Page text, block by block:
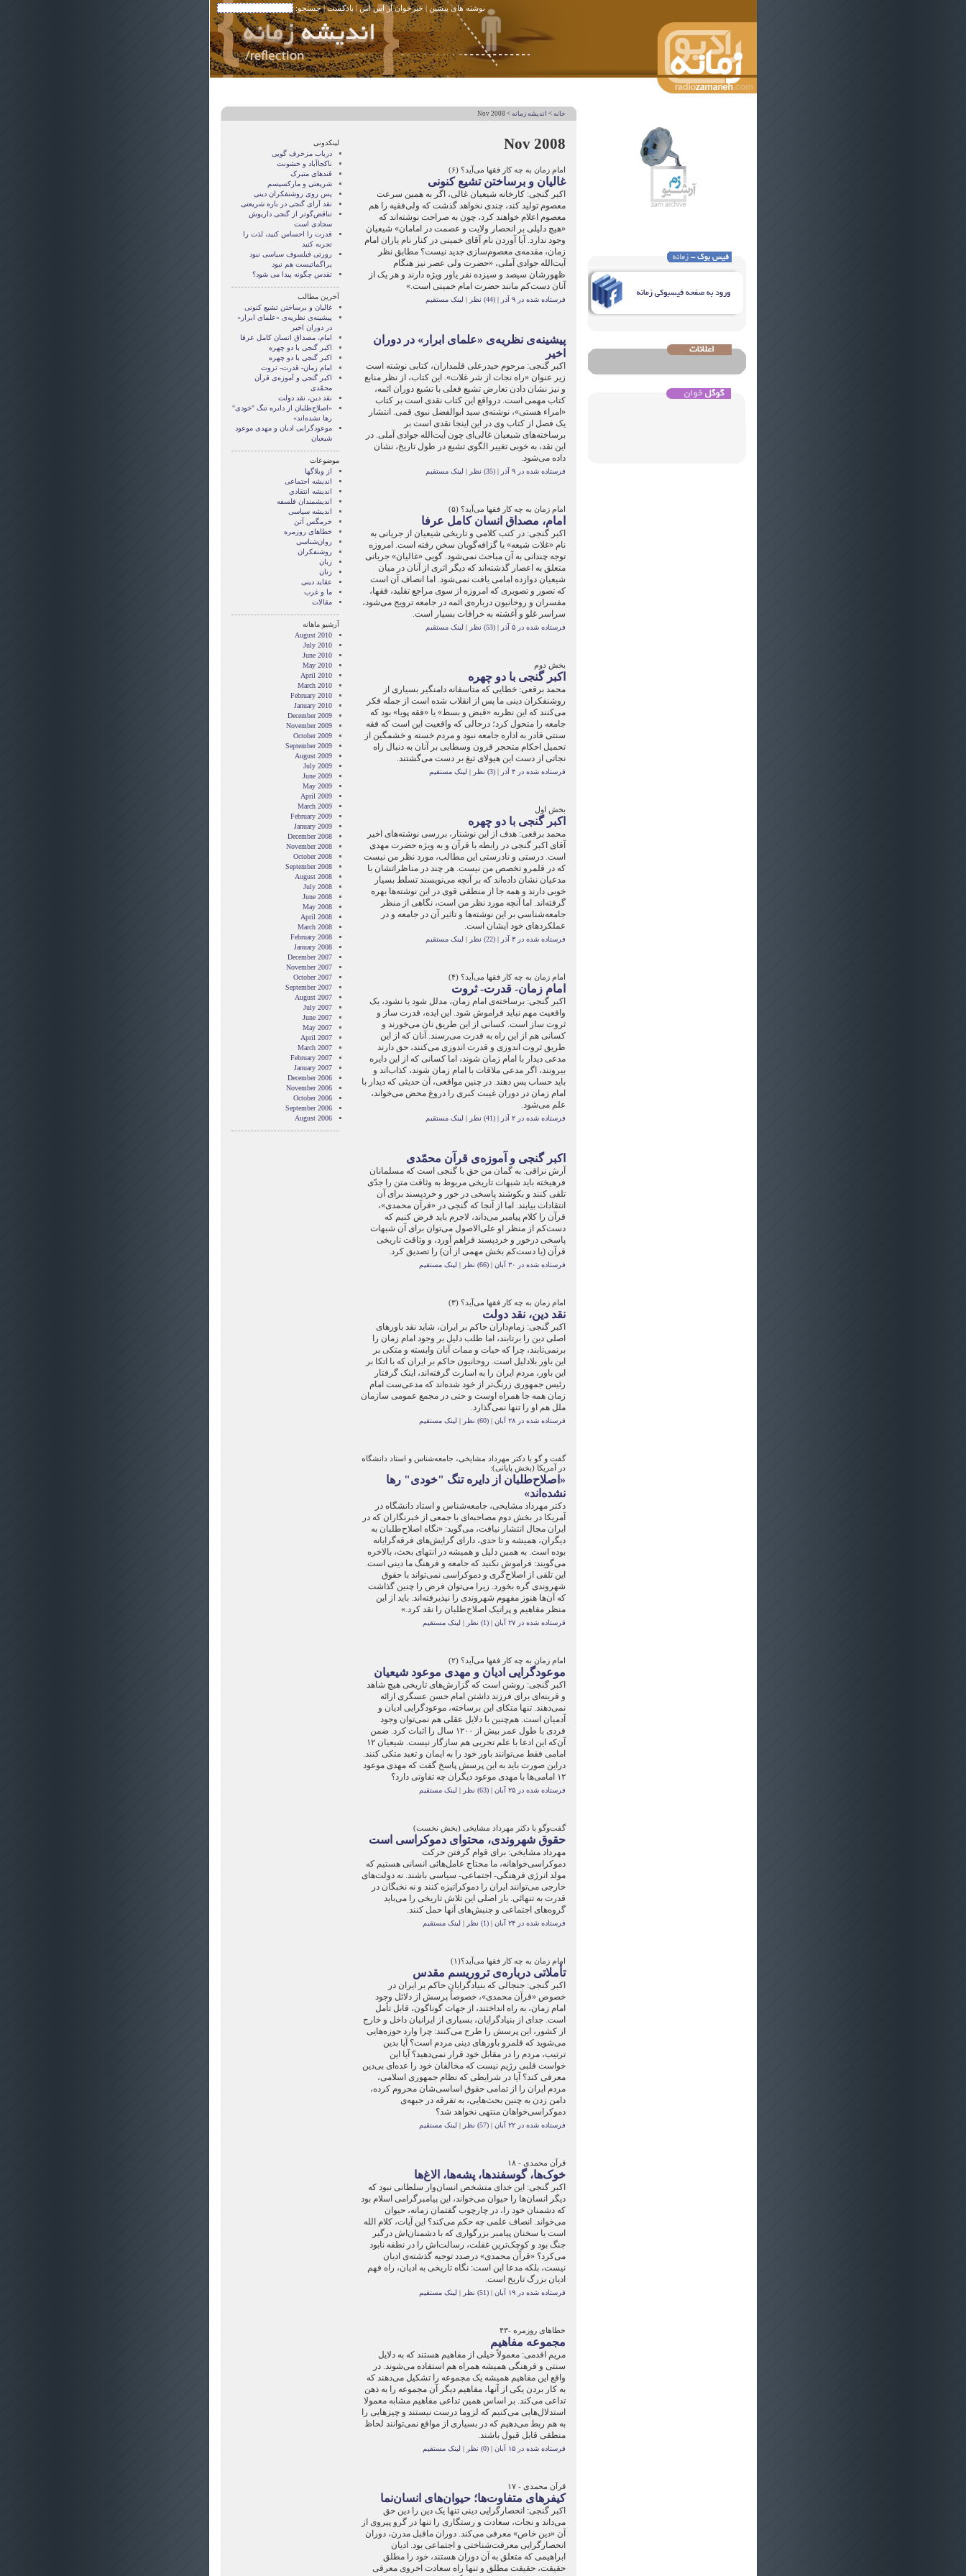
نوشته های پیشین|خبرخوان آر اس اس |پادکست | جستجو:
خانه > انديشه زمانه > Nov 2008
Nov 2008
امام زمان به چه کار فقها می‌آید؟ (۶)
غالیان و برساختن تشیع کنونی
اکبر گنجی: کارخانه شیعیان غالی، اگر به همین سرعت
معصوم تولید کند، چندی نخواهد گذشت که ولی‌فقیه را هم
معصوم اعلام خواهند کرد، چون به صراحت نوشته‌اند که
«هیچ دلیلی بر انحصار ولایت و عصمت در امامان» شیعیان
وجود ندارد. آیا آوردن نام آقای خمینی در کنار نام یاران امام
زمان، مقدمه‌ی معصوم‌سازی جدید نیست؟ مطابق نظر
آیت‌الله جوادی آملی، «حضرت ولی عصر نیز هنگام
ظهورشان سیصد و سیزده نفر یاور ویژه دارند و هر یک از
آنان دست‌کم مانند حضرت امام خمینی است.»
فرستاده شده در ۹ آذر |(44) نظر | لینک مستقیم
پیشینه‌ی نظریه‌ی «علمای ابرار» در دوران
اخیر
اکبر گنجی: مرحوم حیدرعلی قلمداران، کتابی نوشته است
زیر عنوان «راه نجات از شر غلات». این کتاب، از نظر منابع
و نیز نشان دادن تعارض تشیع فعلی با تشیع دوران ائمه،
کتاب مهمی است. درواقع این کتاب نقدی است بر کتاب
«امراء هستی»، نوشته‌ی سید ابوالفضل نبوی قمی. انتشار
یک فصل از کتاب وی در این اینجا نقدی است بر
برساخته‌های شیعیان غالی‌ای چون آیت‌الله جوادی آملی. در
این نقد، به خوبی تغییر الگوی تشیع در طول تاریخ، نشان
داده می‌شود.
فرستاده شده در ۹ آذر |(35) نظر | لینک مستقیم
امام زمان به چه کار فقها می‌آید؟ (۵)
امام، مصداق انسان کامل عرفا
اکبر گنجی: در کتب کلامی و تاریخی شیعیان از جریانی به
نام «غلات شیعه» یا گزافه‌گویان سخن رفته است. امروزه
توجه چندانی به آن مباحث نمی‌شود. گویی «غالیان» جریانی
متعلق به اعصار گذشته‌اند که دیگر اثری از آنان در میان
شیعیان دوازده امامی یافت نمی‌شود. اما انصاف آن است
که تصور و تصویری که امروزه از سوی مراجع تقلید، فقها،
مفسران و روحانیون درباره‌ی ائمه در جامعه ترویج می‌شود،
سراسر غلو و آغشته به خرافات بسیار است.
فرستاده شده در ۵ آذر |(53) نظر | لینک مستقیم
بخش دوم
اکبر گنجی با دو چهره
محمد برقعی: خطایی که متاسفانه دامنگیر بسیاری از
روشنفکران دینی ما پس از انقلاب شده است از جمله فکر
می‌کنند که این نظریه «قبض و بسط» یا «فقه پویا» بود که
جامعه را متحول کرد؛ درحالی که واقعیت این است که فقه
سنتی قادر به اداره جامعه نبود و مردم خسته و خشمگین از
تحمیل احکام متحجر قرون وسطایی بر آنان به دنبال راه
نجاتی از دست این هیولای تیغ بر دست می‌گشتند.
فرستاده شده در ۴ آذر |(3) نظر | لینک مستقیم
بخش اول
اکبر گنجی با دو چهره
محمد برقعی: هدف از این نوشتار، بررسی نوشته‌های اخیر
آقای اکبر گنجی در رابطه با قرآن و به ویژه حضرت مهدی
است. درستی و نادرستی این مطالب، مورد نظر من نیست
که در قلمرو تخصص من نیست. هر چند در مناظراتشان با
مدعیان نشان داده‌اند که بر آنچه می‌نویسند تسلط بسیار
خوبی دارند و همه جا از منطقی قوی در این نوشته‌ها بهره
گرفته‌اند. اما آنچه مورد نظر من است، نگاهی از منظر
جامعه‌شناسی بر این نوشته‌ها و تاثیر آن در جامعه و در
عملکردهای خود ایشان است.
فرستاده شده در ۳ آذر |(22) نظر | لینک مستقیم
امام زمان به چه کار فقها می‌آید؟ (۴)
امام زمان- قدرت- ثروت
اکبر گنجی: برساخته‌ی امام زمان، مدلل شود یا نشود، یک
واقعیت مهم نباید فراموش شود. این ایده، قدرت ساز و
ثروت ساز است. کسانی از این طریق نان می‌خورند و
کسانی هم از این راه به قدرت می‌رسند. آنان که از این
طریق ثروت اندوزی و قدرت اندوزی می‌کنند، حق دارند
مدعی دیدار با امام زمان شوند، اما کسانی که از این دایره
بیرونند، اگر مدعی ملاقات با امام زمان شوند، کذاب‌اند و
باید حساب پس دهند. در چنین مواقعی، آن حدیثی که دیدار با
امام زمان در دوران غیبت کبری را دروغ محض می‌خواند،
علم می‌شود.
فرستاده شده در ۲ آذر |(41) نظر | لینک مستقیم
اکبر گنجی و آموزه‌ی قرآن محمّدی
آرش نراقی: به گمان من حق با گنجی است که مسلمانان
فرهیخته باید شبهات تاریخی مربوط به وثاقت متن را جدّی
تلقی کنند و بکوشند پاسخی در خور و خردپسند برای آن
انتقادات بیابند. اما از آنجا که گنجی در «قرآن محمدی»،
قرآن را کلام پیامبر می‌داند، لاجرم باید فرض کنیم که
دست‌کم از منظر او علی‌الاصول می‌توان برای آن شبهات
پاسخی درخور و خردپسند فراهم آورد، و وثاقت تاریخی
قرآن (یا دست‌کم بخش مهمی از آن) را تصدیق کرد.
فرستاده شده در ۳۰ آبان |(66) نظر | لینک مستقیم
امام زمان به چه کار فقها می‌آید؟ (۳)
نقد دین، نقد دولت
اکبر گنجی: زمام‌داران حاکم بر ایران، شاید نقد باورهای
اصلی دین را برتابند، اما طلب دلیل بر وجود امام زمان را
برنمی‌تابند، چرا که حیات و ممات آنان وابسته و متکی بر
این باور بلادلیل است. روحانیون حاکم بر ایران که با اتکا بر
این باور، مردم ایران را به اسارت گرفته‌اند، اینک گرفتار
رئیس جمهوری زرنگ‌تر از خود شده‌اند که مدعی‌ست امام
زمان همه جا همراه اوست و حتی در مجمع عمومی سازمان
ملل هم او را تنها نمی‌گذارد.
فرستاده شده در ۲۸ آبان |(60) نظر | لینک مستقیم
گفت‌ و گو با دکتر مهرداد مشایخی، جامعه‌شناس و استاد دانشگاه
در آمریکا (بخش پایانی):‏
«اصلاح‌طلبان از دایره تنگ "خودی" رها
نشده‌اند»
دکتر مهرداد مشایخی، جامعه‌شناس و استاد دانشگاه در
آمریکا در بخش دوم مصاحبه‌ای با جمعی از خبرنگاران که در
ایران مجال انتشار نیافت، می‌گوید: «‌نگاه اصلاح‌طلبان به
دیگران، همیشه و تا حدی، دارای گرایش‌های فرقه‌گرایانه
بوده است. به همین دلیل و همیشه در انتهای بحث، بالاخره
می‌گویند: فراموش نکنید که جامعه و فرهنگ ما دینی است.
این تلقی از اصلاح‌گری و دموکراسی نمی‌تواند با حقوق
شهروندی گره بخورد. زیرا می‌توان فرض را چنین گذاشت
که آن‌ها هنوز مفهوم شهروندی را نپذیرفته‌اند. باید از این
منظر مفاهیم و پراتیک اصلاح‌طلبان را نقد کرد.»
فرستاده شده در ۲۷ آبان |(1) نظر | لینک مستقیم
امام زمان به چه کار فقها می‌آید؟ (۲)
موعودگرایی ادیان و مهدی موعود شیعیان
اکبر گنجی: روشن است که گزارش‌های تاریخی هیچ شاهد
و قرینه‌ای برای فرزند داشتن امام حسن عسگری ارائه
نمی‌دهند. تنها متکای این برساخته، موعودگرایی ادیان و
آدمیان است. هم‌چنین با دلایل عقلی هم نمی‌توان وجود
فردی با طول عمر بیش از ۱۲۰۰ سال را اثبات کرد. ضمن
آن‌که این ادعا با علم تجربی هم سازگار نیست. شیعیان ۱۲
امامی فقط می‌توانند باور خود را به ایمان و تعبد متکی کنند.
دراین صورت باید به این پرسش پاسخ گفت که مهدی موعود
۱۲ امامی‌ها با مهدی موعود دیگران چه تفاوتی دارد؟
فرستاده شده در ۲۵ آبان |(63) نظر | لینک مستقیم
گفت‌وگو با دکتر مهرداد مشایخی (بخش نخست)‏
حقوق شهروندی، محتوای دموکراسی است
مهرداد مشایخی: برای قوام گرفتن حرکت
دموکراسی‌خواهانه، ما محتاج ‏عامل‌هائی انسانی هستیم که
مولد انرژی فرهنگی- اجتماعی- سیاسی باشند. ‏نه دولت‌های
خارجی می‌توانند ایران را دموکراتیزه کنند و نه نخبگان در
‏قدرت به تنهائی. بار اصلی این تلاش تاریخی را می‌باید
گروه‌های اجتماعی ‏و جنبش‌های آنها حمل کنند. ‏
فرستاده شده در ۲۴ آبان |(1) نظر | لینک مستقیم
امام زمان به چه کار فقها می‌آید؟(۱)
تأملاتی درباره‌ی تروریسم مقدس
اکبر گنجی: جنجالی که بنیادگرایان حاکم بر ایران در
خصوص «قرآن محمدی»، خصوصاً پرسش از دلائل وجود
امام زمان، به راه انداختند، از جهات گوناگون، قابل تأمل
است. جدای از بنیاد‌گرایان، بسیاری از ایرانیان داخل و خارج
از کشور، این پرسش را طرح می‌کنند: چرا وارد حوزه‌هایی
می‌شوید که قلمرو باورهای دینی مردم‌ است؟ آیا بدین
ترتیب، مردم را در مقابل خود قرار نمی‌دهید؟ آیا این
خواست قلبی رژیم نیست که مخالفان خود را عده‌ای بی‌دین
معرفی کند؟ آیا در شرایطی که نظام جمهوری اسلامی‌،
مردم ایران را از تمامی حقوق اساسی‌شان محروم کرده‌،
دامن زدن به چنین بحث‌هایی، به تفرقه ‌در جبهه‌ی
دموکراسی‌خواهان منتهی نخواهد شد؟
فرستاده شده در ۲۲ آبان |(57) نظر | لینک مستقیم
قرآن محمدی - ۱۸
خوک‌ها، گوسفندها، پشه‌ها، الاغ‌ها
اکبر گنجی: این خدای متشخص انسان‌وار سلطانی نبود که
دیگر انسان‌ها را حیوان می‌خواند، این پیامبرگرامی اسلام بود
که دشمنان خود را، در چارچوب گفتمان زمانه، حیوان
می‌خواند. انصاف علمی چه حکم می‌کند؟ این آیات، کلام الله
است یا سخنان پیامبر بزرگواری که با دشمنان‌اش درگیر
جنگ بود و کوچک‌ترین غفلت، رسالت‌اش را در نطفه نابود
می‌کرد؟ «قرآن محمدی» درصدد توجیه گذشته‌ی ادیان
نیست، بلکه مدعا این است: نگاه تاریخی به ادیان، راه فهم
ادیان بزرگ تاریخ است.
فرستاده شده در ۱۹ آبان |(51) نظر | لینک مستقیم
خطاهای روزمره -۴۳
مجموعه مفاهیم
مریم اقدمی: معمولاً خیلی از مفاهیم هستند که به دلایل
سنتی و فرهنگی همیشه همراه هم استفاده می‌شوند. در
واقع این مفاهیم همیشه یک مجموعه را تشکیل می‌دهند که
به کار بردن یکی از آنها، مفاهیم دیگر آن مجموعه را به ذهن
تداعی می‌کند. بر اساس همین تداعی مفاهیم مشابه معمولا
استدلال‌هایی می‌کنیم که لزوما درست نیستند و چیزهایی را
به هم ربط می‌دهیم که در بسیاری از مواقع نمی‌توانند لحاظ
منطقی قابل قبول باشند.
فرستاده شده در ۱۵ آبان |(0) نظر | لینک مستقیم
قرآن محمدی - ۱۷
کیفرهای متفاوت‌ها؛ حیوان‌های انسان‌نما
اکبر گنجی: انحصارگرایی دینی‌ تنها یک دین را دین حق
می‌داند و نجات‌، سعادت‌ و رستگاری‌ را تنها در گرو پیروی‌ از
آن «دین‌ خاص» معرفی می‌کند. دوران ماقبل مدرن، دوران
انحصارگرایی معرفت‌شناختی و اجتماعی بود. ادیان
ابراهیمی که متعلق به آن دوران هستند، خود را مطلق
حقیقت، حقیقت مطلق و تنها راه سعادت اخروی معرفی
لینکدونی
درباب مزخرف گویی
ناکجاآباد و خشونت
قندهای متبرک
شریعتی و مارکسیسم
پس روی روشنفکران دینی
نقد آرای گنجی در باره شریعتی
تناقض‌گوتر از گنجی داريوش
سجادی است
قدرت را احساس کنید، لذت را
تجربه کنید
رورتی فيلسوف سياسی نبود
پراگماتيست هم نبود
تقدس چگونه پيدا می شود؟
آخرین مطالب
غالیان و برساختن تشیع کنونی
پیشینه‌ی نظریه‌ی «علمای ابرار»
در دوران اخیر
امام، مصداق انسان کامل عرفا
اکبر گنجی با دو چهره
اکبر گنجی با دو چهره
امام زمان- قدرت- ثروت
اکبر گنجی و آموزه‌ی قرآن
محمّدی
نقد دین، نقد دولت
«اصلاح‌طلبان از دایره تنگ "خودی"
رها نشده‌اند»
موعودگرایی ادیان و مهدی موعود
شیعیان
موضوعات
از وبلاگها
انديشه اجتماعی
انديشه انتقادي
اندیشمندان فلسفه
اندیشه سیاسی
خرمگس آتن
خطاهای روزمره
روان‌شناسی
روشنفکران
زبان
زنان
عقايد دينی
ما و غرب
مقالات
آرشیو ماهانه
August 2010
July 2010
June 2010
May 2010
April 2010
March 2010
February 2010
January 2010
December 2009
November 2009
October 2009
September 2009
August 2009
July 2009
June 2009
May 2009
April 2009
March 2009
February 2009
January 2009
December 2008
November 2008
October 2008
September 2008
August 2008
July 2008
June 2008
May 2008
April 2008
March 2008
February 2008
January 2008
December 2007
November 2007
October 2007
September 2007
August 2007
July 2007
June 2007
May 2007
April 2007
March 2007
February 2007
January 2007
December 2006
November 2006
October 2006
September 2006
August 2006